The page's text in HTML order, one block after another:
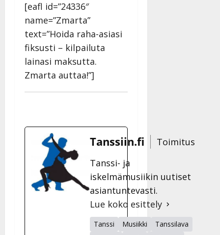
[eafl id=”24336″
name=”Zmarta”
text=”Hoida raha-asiasi
fiksusti – kilpailuta
lainasi maksutta.
Zmarta auttaa!”]
Tanssiin.fi
Toimitus
Tanssi- ja
iskelmämusiikin uutiset
asiantuntevasti.
Lue koko esittely
Tanssi Musiikki
Tanssilava